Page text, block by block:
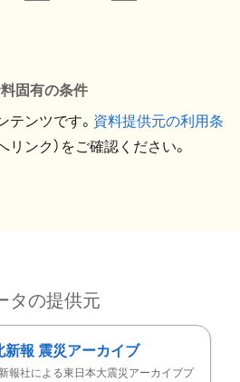
固有の条件
ンツです。 資料提供元の利用条
リンク）をご確認ください。
タの提供元
新報 震災アーカイブ
報社による東日本大震災アーカイブプ